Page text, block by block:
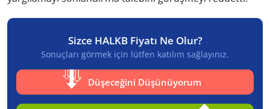
Sizce HALKB Fiyatı Ne Olur?
Sonuçları görmek için lütfen katılım sağlayınız.
Düşeceğini Düşünüyorum